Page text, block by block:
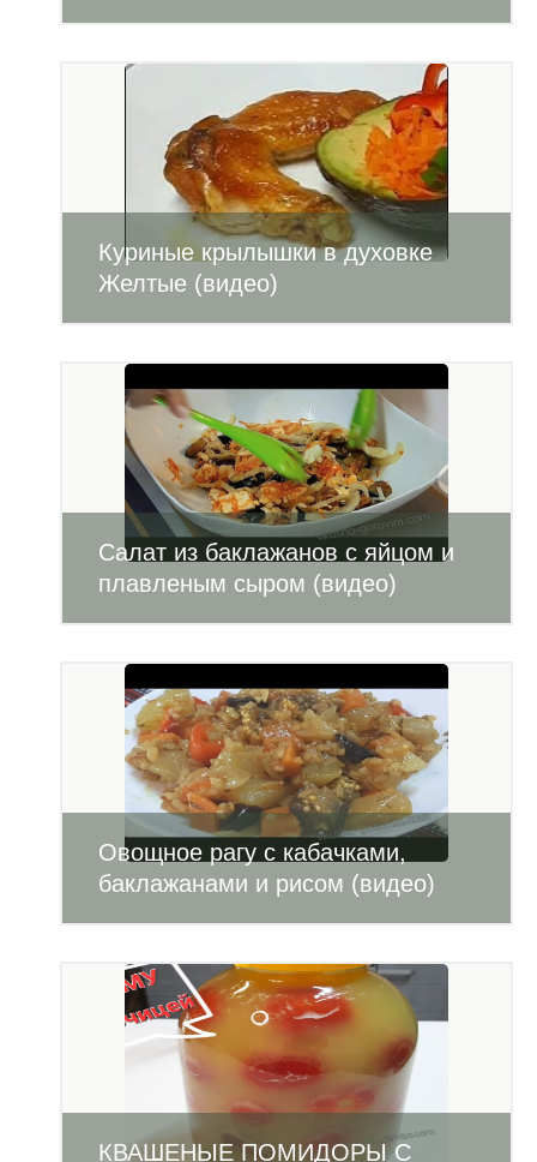
Куриные крылышки в духовке
Желтые (видео)
Салат из баклажанов с яйцом и
плавленым сыром (видео)
Овощное рагу с кабачками,
баклажанами и рисом (видео)
КВАШЕНЫЕ ПОМИДОРЫ С